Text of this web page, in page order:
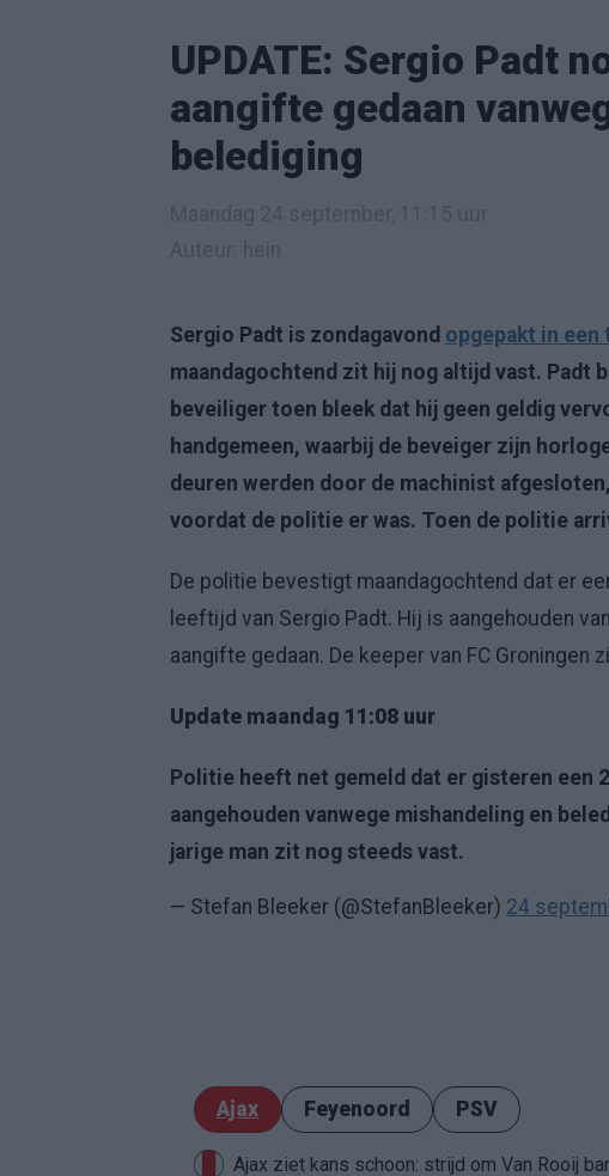
UPDATE: Sergio Padt
aangifte gedaan
belediging
Sergio Padt is zondagavond opgepakt in een
maandagochtend zit hij nog altijd vast. Padt
beveiliger toen bleek dat hij geen geldig
handgemeen, waarbij de beveiger zijn
deuren werden door de machinist
voordat de politie er was. Toen de politie
De politie bevestigt maandagochtend dat er
leeftijd van Sergio Padt. Hij is aangehouden
aangifte gedaan. De keeper van FC Groningen
Update maandag 11:08 uur
Politie heeft net gemeld dat er gisteren een
aangehouden vanwege mishandeling en
jarige man zit nog steeds vast.
— Stefan Bleeker (@StefanBleeker) 24
Ajax Feyenoord PSV
Ajax ziet kans schoon: strijd om Van Rooij